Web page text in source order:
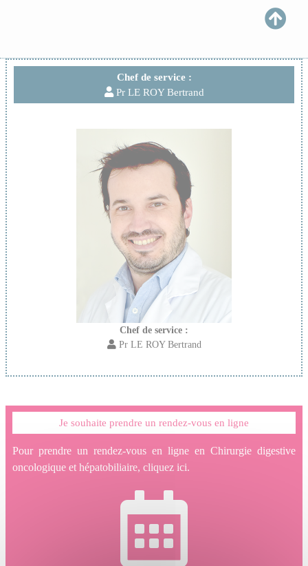
Chef de service :
Pr LE ROY Bertrand
Chef de service :
Pr LE ROY Bertrand
Je souhaite prendre un rendez-vous en ligne
Pour prendre un rendez-vous en ligne en Chirurgie digestive
oncologique et hépatobiliaire, cliquez ici.